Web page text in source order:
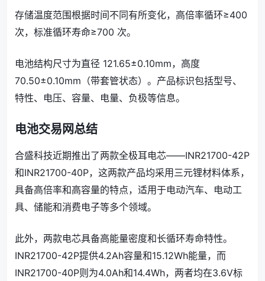
存储温度范围根据时间不同有所变化，高倍率循环≥400
次，标准循环寿命≥700 次。
电池结构尺寸为直径 121.65±0.10mm，高度
70.50±0.10mm（带套管状态）。产品标识包括型号、
特性、电压、容量、电量、负极等信息。
电池交易网总结
合盛科技近期推出了两款全极耳电芯——INR21700-42P
和INR21700-40P，这两款产品均采用三元锂材料体系，
具备高倍率和高容量的特点，适用于电动汽车、电动工
具、储能和消费电子等多个领域。
此外，两款电芯具备高能量密度和长循环寿命特性。
INR21700-42P提供4.2Ah容量和15.12Wh能量，而
INR21700-40P则为4.0Ah和14.4Wh，两者均在3.6V标